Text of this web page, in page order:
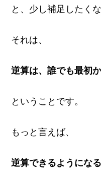
と、少し補足したく
それは、
逆算は、誰でも最初
ということです。
もっと言えば、
逆算できるようにな